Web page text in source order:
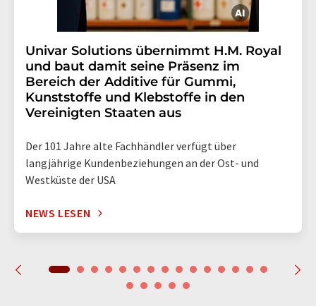
Univar Solutions übernimmt H.M. Royal
und baut damit seine Präsenz im
Bereich der Additive für Gummi,
Kunststoffe und Klebstoffe in den
Vereinigten Staaten aus
Der 101 Jahre alte Fachhändler verfügt über
langjährige Kundenbeziehungen an der Ost- und
Westküste der USA
NEWS LESEN